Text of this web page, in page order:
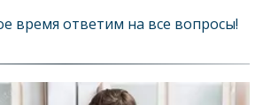
время ответим на все вопросы!